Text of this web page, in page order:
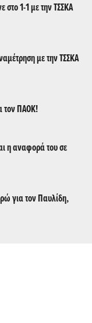
1-1 με την ΤΣΣΚΑ
με την ΤΣΣΚΑ
τον ΠΑΟΚ!
η αναφορά του σε
για τον Παυλίδη,